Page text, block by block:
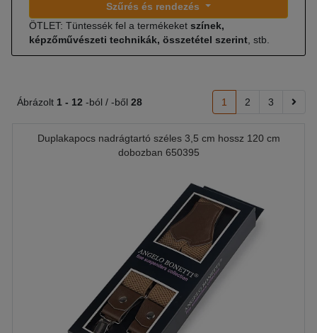
Szűrés és rendezés
ÖTLET: Tüntessék fel a termékeket színek,
képzőművészeti technikák, összetétel szerint , stb.
Ábrázolt 1 - 12 -ból / -ből 28 1 2 3
Duplakapocs nadrágtartó széles 3,5 cm hossz 120 cm
dobozban 650395